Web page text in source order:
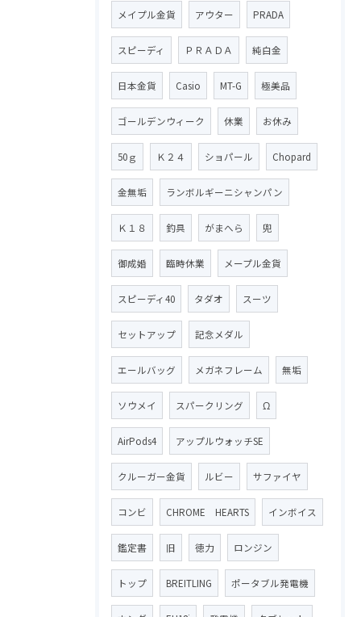
メイプル金貨 アウター PRADA
スピーディ ＰＲＡＤＡ 純白金
日本金貨 Casio MT-G 極美品
ゴールデンウィーク 休業 お休み
50ｇ Ｋ２４ ショパール Chopard
金無垢 ランボルギーニシャンパン
Ｋ１８ 釣具 がまへら 兜
御成婚 臨時休業 メープル金貨
スピーディ40 タダオ スーツ
セットアップ 記念メダル
エールバッグ メガネフレーム 無垢
ソウメイ スパークリング Ω
AirPods4 アップルウォッチSE
クルーガー金貨 ルビー サファイヤ
コンビ CHROME HEARTS インボイス
鑑定書 旧 徳力 ロンジン
トップ BREITLING ポータブル発電機